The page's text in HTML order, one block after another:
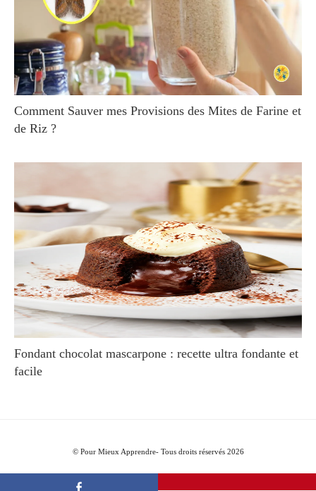
Comment Sauver mes Provisions des Mites de Farine et
de Riz ?
Fondant chocolat mascarpone : recette ultra fondante et
facile
© Pour Mieux Apprendre- Tous droits réservés 2026